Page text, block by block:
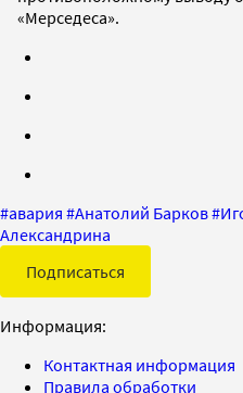
«Мерседеса».
#авария #Анатолий Барков#
Александрина
Подписаться
Информация:
Контактная информация
Правила обработки